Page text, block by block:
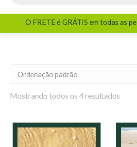
O FRETE é GRÁTIS em todas as
O FRETE é GRÁTIS em todas as
Mostrando todos os 4 resultados